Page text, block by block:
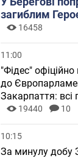
загиблим
16458
11:00
"Фідес"
до
Закарпаття:
19440 10
10:15
За минулу добу